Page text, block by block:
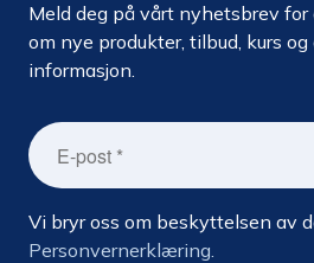
Meld deg på vårt nyhetsbrev
om nye produkter, tilbud, kurs
informasjon.
Vi bryr oss om beskyttelsen av
Personvernerklæring.